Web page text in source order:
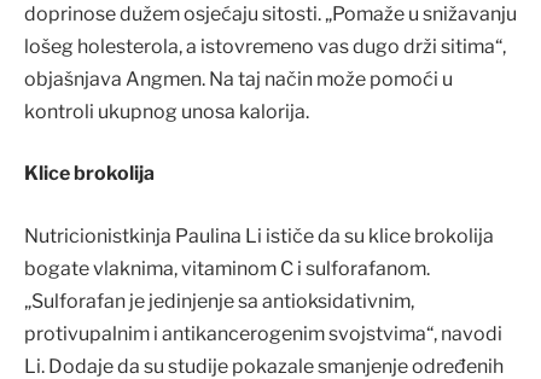
doprinose dužem osjećaju sitosti. „Pomaže u snižavanju
lošeg holesterola, a istovremeno vas dugo drži sitima“,
objašnjava Angmen. Na taj način može pomoći u
kontroli ukupnog unosa kalorija.
Klice brokolija
Nutricionistkinja Paulina Li ističe da su klice brokolija
bogate vlaknima, vitaminom C i sulforafanom.
„Sulforafan je jedinjenje sa antioksidativnim,
protivupalnim i antikancerogenim svojstvima“, navodi
Li. Dodaje da su studije pokazale smanjenje određenih